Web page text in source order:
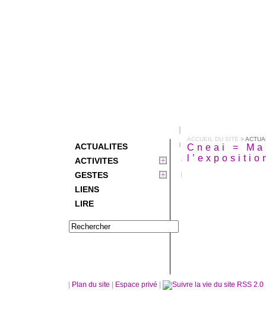
ACTUALITES
ACTIVITES
GESTES
LIENS
LIRE
ACCUEIL DU SITE >
Cneai =
Plan du site Espace privé RSS 2.0